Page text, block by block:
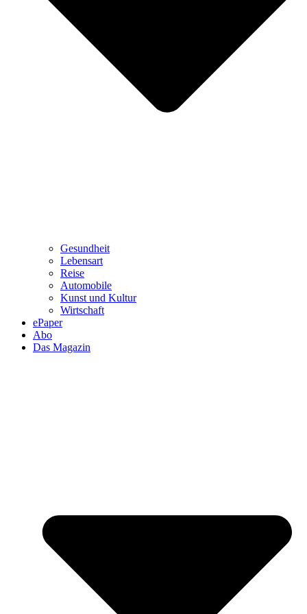
Gesundheit
Lebensart
Reise
Automobile
Kunst und Kultur
Wirtschaft
ePaper
Abo
Das Magazin